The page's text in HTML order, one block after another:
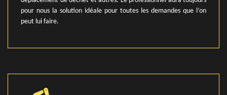
pour nous la solution idéale pour toutes les demandes que l’on
peut lui faire.